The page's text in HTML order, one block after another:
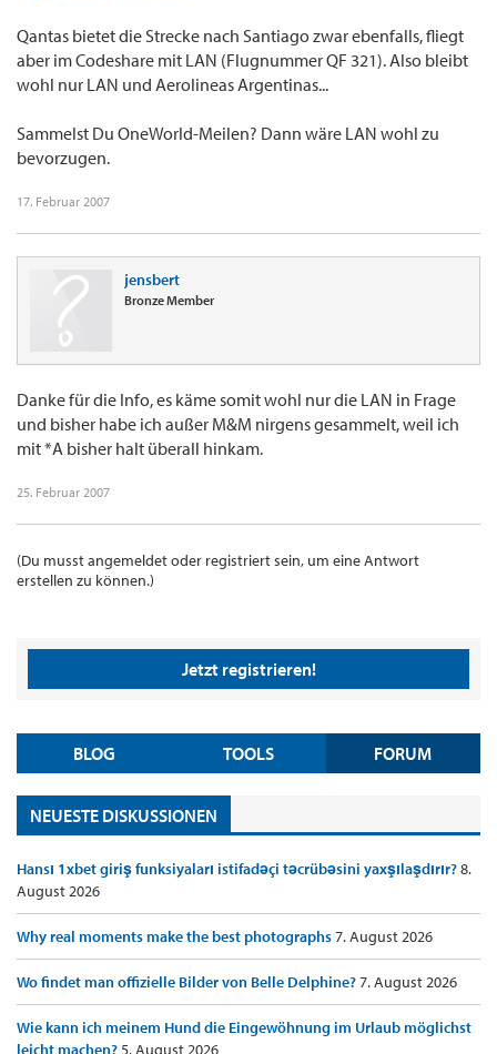
Qantas bietet die Strecke nach Santiago zwar ebenfalls, fliegt
aber im Codeshare mit LAN (Flugnummer QF 321). Also bleibt
wohl nur LAN und Aerolineas Argentinas...
Sammelst Du OneWorld-Meilen? Dann wäre LAN wohl zu
bevorzugen.
17. Februar 2007
jensbert
Bronze Member
Danke für die Info, es käme somit wohl nur die LAN in Frage
und bisher habe ich außer M&M nirgens gesammelt, weil ich
mit *A bisher halt überall hinkam.
25. Februar 2007
(Du musst angemeldet oder registriert sein, um eine Antwort
erstellen zu können.)
Jetzt registrieren!
BLOG TOOLS FORUM
NEUESTE DISKUSSIONEN
Hansı 1xbet giriş funksiyaları istifadəçi təcrübəsini yaxşılaşdırır?8.
August 2026
Why real moments make the best photographs7. August 2026
Wo findet man offizielle Bilder von Belle Delphine?7. August 2026
Wie kann ich meinem Hund die Eingewöhnung im Urlaub möglichst
leicht machen? 5. August 2026